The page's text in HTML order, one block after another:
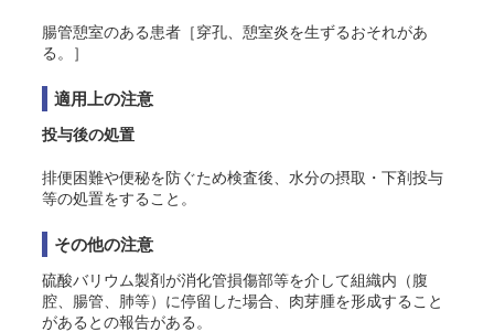
腸管憩室のある患者［穿孔 、憩室炎を生ずるおそれがあ
る。］
適用上の注意
投与後の処置
排便困難や便秘を防ぐため検査後、水分の摂取・下剤投与
等の処置をすること。
その他の注意
硫酸バリウム製剤が消化管損傷部等を介して組織内（腹
腔、腸管、肺等）に停留した場合、肉芽腫を形成すること
があるとの報告がある。